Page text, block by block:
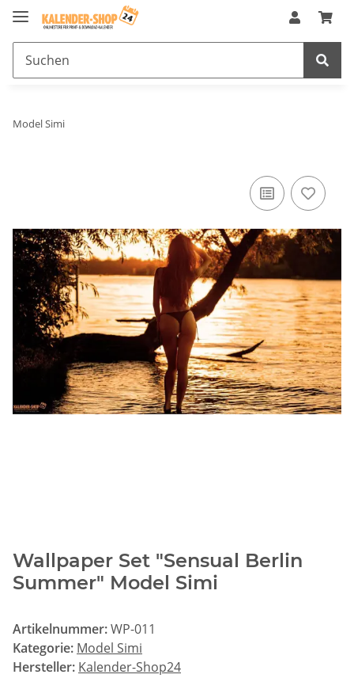
Model Simi
Wallpaper Set "Sensual Berlin
Summer" Model Simi
Artikelnummer:WP-011
Kategorie: Model Simi
Hersteller: Kalender-Shop24